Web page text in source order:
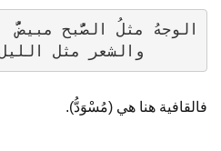
الوجهُ مثلُ الصُّبح مبيضُّ
فالقافية هنا هي (مُسْوَدُّ).